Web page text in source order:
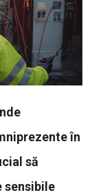
în
să
sensibile